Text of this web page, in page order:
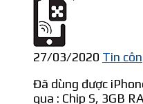
27/03/2020 Tin
Đã dùng được
qua : Chip S, 3GB